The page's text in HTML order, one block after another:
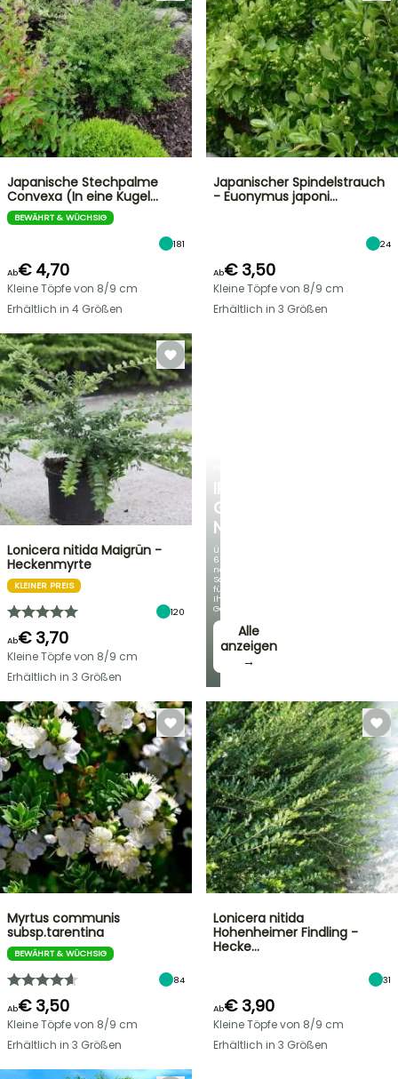
IRIS
GERMANICA
NEUHEITEN
Über
60
neue
Sorten
für
Ihren
Garten!
Alle
anzeigen
→
Japanische Stechpalme
Convexa (In eine Kugel…
BEWÄHRT & WÜCHSIG
181
Ab€ 4,70
Kleine Töpfe von 8/9 cm
Erhältlich in 4 Größen
Japanischer Spindelstrauch
- Euonymus japoni…
24
Ab€ 3,50
Kleine Töpfe von 8/9 cm
Erhältlich in 3 Größen
Lonicera nitida Maigrün -
Heckenmyrte
KLEINER PREIS
120
Ab€ 3,70
Kleine Töpfe von 8/9 cm
Erhältlich in 3 Größen
Myrtus communis
subsp.tarentina
BEWÄHRT & WÜCHSIG
84
Ab€ 3,50
Kleine Töpfe von 8/9 cm
Erhältlich in 3 Größen
Lonicera nitida
Hohenheimer Findling -
Hecke…
31
Ab€ 3,90
Kleine Töpfe von 8/9 cm
Erhältlich in 3 Größen